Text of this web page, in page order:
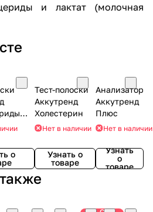
и лактат (молочная
о
Тест-полоски
Аккутренд
Холестерин
Нет в наличии
Узнать о
товаре
Анализатор
Аккутренд
Плюс
Нет в наличии
Узнать
о
товаре